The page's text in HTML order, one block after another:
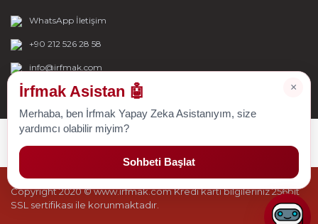
WhatsApp İletişim
+90 212 526 28 58
info@irfmak.com
Copyright 2020 © www.irfmak.com Kredi kartı bilgileriniz 256bit
SSL sertifikası ile korunmaktadır.
×
İrfmak Asistan 🤖
Merhaba, ben İrfmak Yapay Zeka Asistanıyım, size
yardımcı olabilir miyim?
Sohbeti Başlat